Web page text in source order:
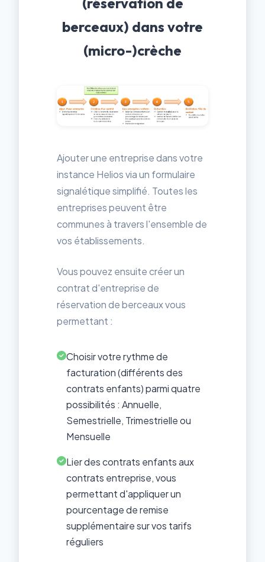
berceaux) dans votre
(micro-)crèche
Ajouter une entreprise dans votre
instance Helios via un formulaire
signalétique simplifié. Toutes les
entreprises peuvent être
communes à travers l'ensemble de
vos établissements.
Vous pouvez ensuite créer un
contrat d'entreprise de
réservation de berceaux vous
permettant :
Choisir votre rythme de
facturation (différents des
contrats enfants) parmi quatre
possibilités : Annuelle,
Semestrielle, Trimestrielle ou
Mensuelle
Lier des contrats enfants aux
contrats entreprise, vous
permettant d'appliquer un
pourcentage de remise
supplémentaire sur vos tarifs
réguliers